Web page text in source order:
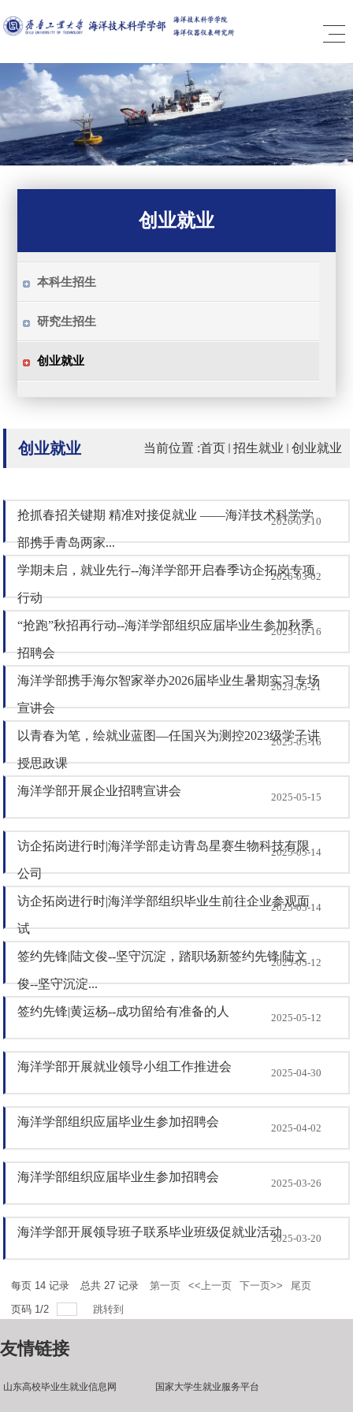
创业就业
本科生招生
研究生招生
创业就业
创业就业 当前位置 :首页 招生就业 创业就业
抢抓春招关键期 精准对接促就业 ——海洋技术科学学
部携手青岛两家...
2026-03-10
学期未启，就业先行--海洋学部开启春季访企拓岗专项
行动
2026-03-02
“抢跑”秋招再行动--海洋学部组织应届毕业生参加秋季
招聘会
2025-10-16
海洋学部携手海尔智家举办2026届毕业生暑期实习专场
宣讲会
2025-05-21
以青春为笔，绘就业蓝图—任国兴为测控2023级学子讲
授思政课
2025-05-16
海洋学部开展企业招聘宣讲会 2025-05-15
访企拓岗进行时|海洋学部走访青岛星赛生物科技有限
公司
2025-05-14
访企拓岗进行时|海洋学部组织毕业生前往企业参观面
试
2025-05-14
签约先锋|陆文俊--坚守沉淀，踏职场新签约先锋|陆文
俊--坚守沉淀...
2025-05-12
签约先锋|黄运杨--成功留给有准备的人 2025-05-12
海洋学部开展就业领导小组工作推进会 2025-04-30
海洋学部组织应届毕业生参加招聘会 2025-04-02
海洋学部组织应届毕业生参加招聘会 2025-03-26
海洋学部开展领导班子联系毕业班级促就业活动2025-03-20
每页 14 记录 总共27 记录 第一页 <<上一页 下一页>>
尾页
页码 1/2 跳转到
友情链接
山东高校毕业生就业信息网 国家大学生就业服务平台